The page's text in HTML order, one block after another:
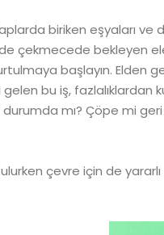
biriken eşyaları ve
çekmecede bekleyen
başlayın. Elden
gelen bu iş,
durumda mı? Çöpe mi
çevre için de